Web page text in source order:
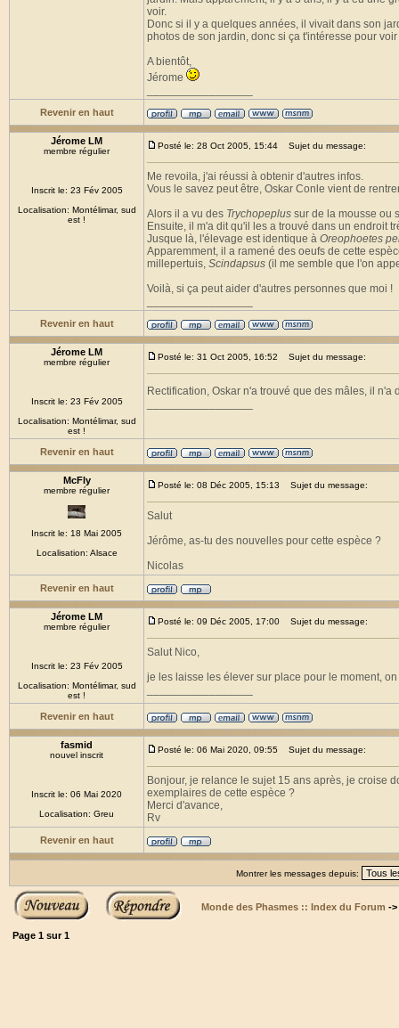
voir.
Donc si il y a quelques années, il vivait dans son
photos de son jardin, donc si ça t'intéresse pour
A bientôt,
Jérome
Revenir en haut
Jérome LM
membre régulier
Inscrit le: 23 Fév 2005
Localisation: Montélimar, sud
est !
Posté le: 28 Oct 2005, 15:44 Sujet du message:
Me revoila, j'ai réussi à obtenir d'autres infos.
Vous le savez peut être, Oskar Conle vient de
Alors il a vu des Trychopeplus sur de la mousse ou
Ensuite, il m'a dit qu'il les a trouvé dans un endroit
Jusque là, l'élevage est identique à Oreophoetes
Apparemment, il a ramené des oeufs de cette
millepertuis, Scindapsus (il me semble que l'on
Voilà, si ça peut aider d'autres personnes que moi !
Revenir en haut
Jérome LM
membre régulier
Inscrit le: 23 Fév 2005
Localisation: Montélimar, sud
est !
Posté le: 31 Oct 2005, 16:52 Sujet du message:
Rectification, Oskar n'a trouvé que des mâles, il n'a
Revenir en haut
McFly
membre régulier
Inscrit le: 18 Mai 2005
Localisation: Alsace
Posté le: 08 Déc 2005, 15:13 Sujet du message:
Salut
Jérôme, as-tu des nouvelles pour cette espèce ?
Nicolas
Revenir en haut
Jérome LM
membre régulier
Inscrit le: 23 Fév 2005
Localisation: Montélimar, sud
est !
Posté le: 09 Déc 2005, 17:00 Sujet du message:
Salut Nico,
je les laisse les élever sur place pour le moment,
Revenir en haut
fasmid
nouvel inscrit
Inscrit le: 06 Mai 2020
Localisation: Greu
Posté le: 06 Mai 2020, 09:55 Sujet du message:
Bonjour, je relance le sujet 15 ans après, je croise
exemplaires de cette espèce ?
Merci d'avance,
Rv
Revenir en haut
Montrer les messages depuis:
Monde des Phasmes :: Index du Forum ->
Page 1 sur1